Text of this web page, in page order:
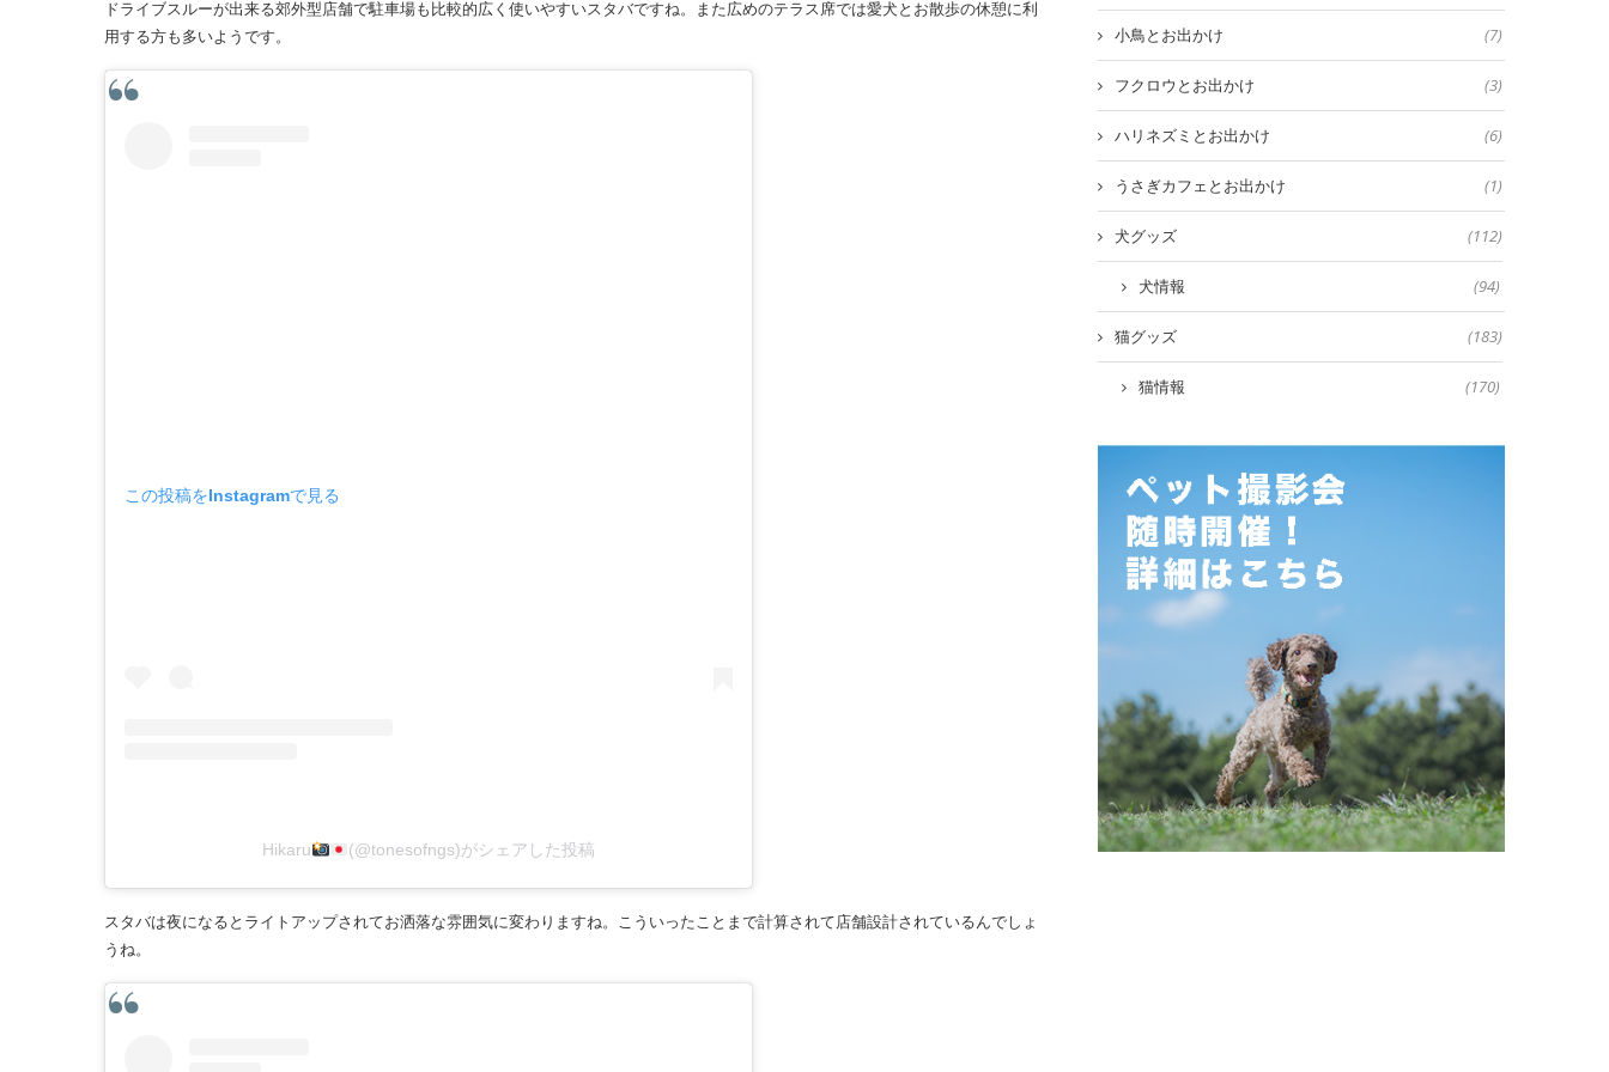
ドライブスルーが出来る郊外型店舗で駐車場も比較的広く使いやすいスタバですね。また広めのテラス席では愛犬とお散歩の休憩に利
用する方も多いようです。
この投稿をInstagramで見る
Hikaru (@tonesofngs)がシェアした投稿
スタバは夜になるとライトアップされてお洒落な雰囲気に変わりますね。こういったことまで計算されて店舗設計されているんでしょ
うね。
小鳥とお出かけ (7)
フクロウとお出かけ (3)
ハリネズミとお出かけ (6)
うさぎカフェとお出かけ (1)
犬グッズ (112)
犬情報 (94)
猫グッズ (183)
猫情報 (170)